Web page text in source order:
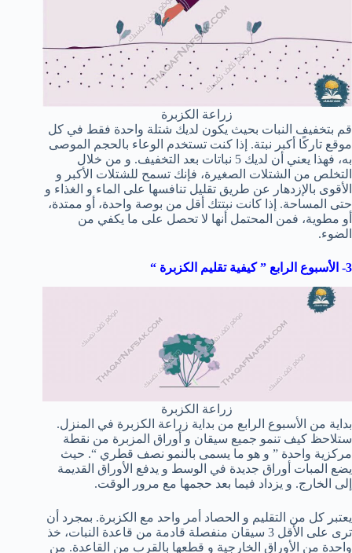
زراعة الكزبرة
قم بتخفيف النبات بحيث يكون لديك شتلة واحدة فقط في كل
موقع تاركًا أكبر نبتة. إذا كنت تستخدم الوعاء بالحجم الموصى
به، فهذا يعني أن لديك 5 نباتات بعد التخفيف. و من خلال
التخلص من الشتلات الصغيرة، فإنك تسمح للشتلات الأكبر و
الأقوى بالإزدهار عن طريق تقليل تنافسها على الماء و الغذاء و
حتى المساحة. إذا كانت نبتتك أقل من بوصة واحدة، أو ممتدة،
أو مطوية، فمن المحتمل أنها لا تحصل على ما يكفي من
الضوء.
3- الأسبوع الرابع ” كيفية تقليم الكزبرة “
زراعة الكزبرة
بداية من الأسبوع الرابع من بداية زراعة الكزبرة في المنزل.
ستلاحظ كيف تنمو جميع سيقان و أوراق المزبرة من نقطة
مركزية واحدة ” و هو ما يسمى بالنمو نصف قطري “. حيث
يضع المبات أوراق جديدة في الوسط و يدفع الأوراق القديمة
إلى الخارج. و يزداد فيما بعد حجمها مع مرور الوقت.
يعتبر كل من التقليم و الحصاد أمر واحد مع الكزبرة. بمجرد أن
ترى على الأقل 3 سيقان منفصلة قادمة من قاعدة النبات، خذ
واحدة من الأوراق الخارجية و قطعها بالقرب من القاعدة. من